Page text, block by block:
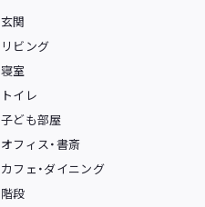
玄関
リビング
寝室
トイレ
子ども部屋
オフィス・書斎
カフェ・ダイニング
階段